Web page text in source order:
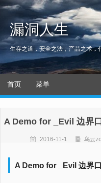
漏洞人生
生存之道，安全之法，产品之术，
首页 菜单
A Demo for _Evil 边界
2016-11-1 乌云
A Demo for _Evil 边界